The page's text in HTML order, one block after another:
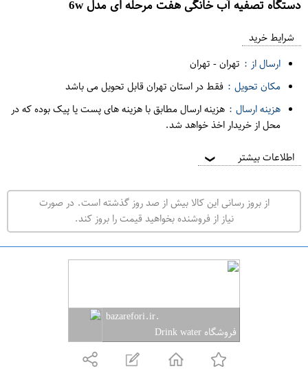
دستگاه تصفیه آب خانگی هفت مرحله ای مدل 6w
ر
ت
ه
ر
ا
شرایط خرید
ارسال از : تهران- تهران
مکان تحویل : فقط در استان تهران قابل تحویل می باشد
هزینه ارسال : هزینه ارسال مطابق با هزینه های پست یا پیک بوده که در
محل از خریدار اخذ خواهد شد.
اطلاعات بیشتر ❯
از بروز رسانی این کالا بیش از صد روز گذشته است. در صورت
نیاز از فروشنده بخواهید قیمت را بروز کند.
.bazarefori.ir
فروشگاه Drink water